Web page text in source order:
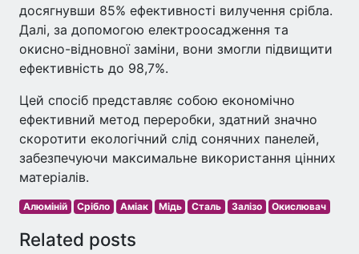
досягнувши 85% ефективності вилучення срібла.
Далі, за допомогою електроосадження та
окисно-відновної заміни, вони змогли підвищити
ефективність до 98,7%.
Цей спосіб представляє собою економічно
ефективний метод переробки, здатний значно
скоротити екологічний слід сонячних панелей,
забезпечуючи максимальне використання цінних
матеріалів.
Алюміній Срібло Аміак Мідь Сталь Залізо Окислювач
Related posts